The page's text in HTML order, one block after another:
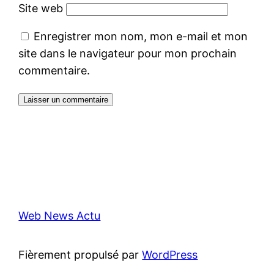
Site web
Enregistrer mon nom, mon e-mail et mon
site dans le navigateur pour mon prochain
commentaire.
Web News Actu
Fièrement propulsé parWordPress